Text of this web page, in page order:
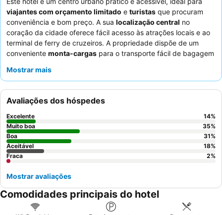
viajantes com orçamento limitado e turistas que procuram
conveniência e bom preço. A sua localização central no
coração da cidade oferece fácil acesso às atrações locais e ao
terminal de ferry de cruzeiros. A propriedade dispõe de um
conveniente monta-cargas para o transporte fácil de bagagem
ausência de um elevador tradicional. Os hóspedes elogiam
as deliciosas ofertas do
experiência mais tranquila, os hóspedes podem considerar
solicitar um quarto virado para o lado oposto da rua para
minimizar o ruído potencial dos estabelecimentos próximos.
Mostrar mais
Avaliações dos hóspedes
Excelente 14%
Muito boa
35%
Boa
31%
Aceitável
18%
Fraca
2%
Mostrar avaliações
Comodidades principais do hotel